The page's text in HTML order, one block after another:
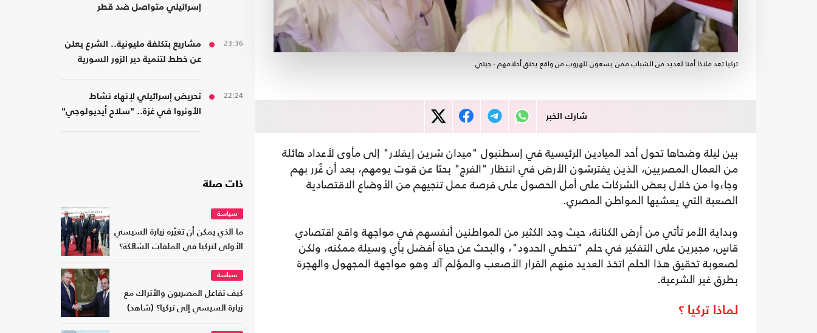
تركيا تعد ملاذا أمنا لعديد من الشباب ممن يسعون للهروب من واقع يخنق أحلامهم - جيتي
شارك الخبر
بين ليلة وضحاها تحول أحد الميادين الرئيسية في إسطنبول "ميدان شرين إيفلار" إلى مأوى لأعداد هائلة
من العمال المصريين، الذين يفترشون الأرض في انتظار "الفرج" بحثا عن قوت يومهم، بعد أن غُرر بهم
وجاءوا من خلال بعض الشركات على أمل الحصول على فرصة عمل تنجيهم من الأوضاع الاقتصادية
الصعبة التي يعشيها المواطن المصري.
وبداية الأمر تأتي من أرض الكنانة، حيث وجد الكثير من المواطنين أنفسهم في مواجهة واقع اقتصادي
قاسٍ، مجبرين على التفكير في حلم "تخطي الحدود"، والبحث عن حياة أفضل بأي وسيلة ممكنه، ولكن
لصعوبة تحقيق هذا الحلم اتخذ العديد منهم القرار الأصعب والمؤلم آلا وهو مواجهة المجهول والهجرة
بطرق غير الشرعية.
لماذا تركيا ؟
إسرائيلي متواصل ضد قطر
23:36
مشاريع بتكلفة مليونية.. الشرع يعلن
عن خطط لتنمية دير الزور السورية
22:24
تحريض إسرائيلي لإنهاء نشاط
الأونروا في غزة.. "سلاح أيديولوجي"
ذات صلة
سياسة
ما الذي يمكن أن تغيّره زيارة السيسي
الأولى لتركيا في الملفات الشائكة؟
سياسة
كيف تفاعل المصريون والأتراك مع
زيارة السيسي إلى تركيا؟ (شاهد)